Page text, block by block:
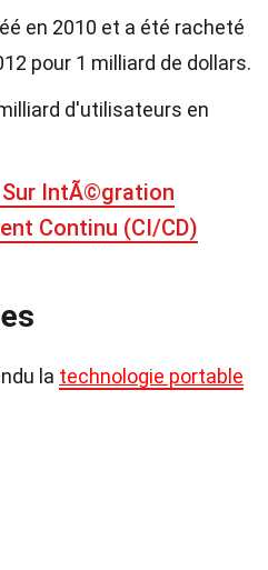
en 2010 et a été racheté
pour 1 milliard de dollars.
d'utilisateurs en
IntÃ©gration
Continu (CI/CD)
la technologie portable